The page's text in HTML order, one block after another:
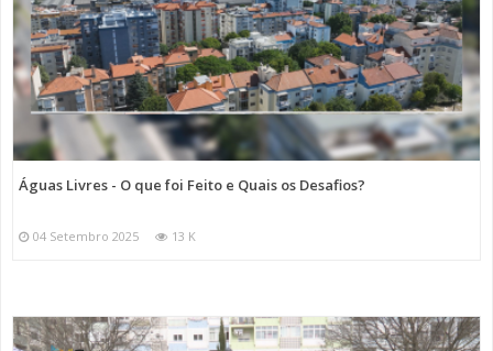
Águas Livres - O que foi Feito e Quais os Desafios?
04 Setembro 2025 13 K